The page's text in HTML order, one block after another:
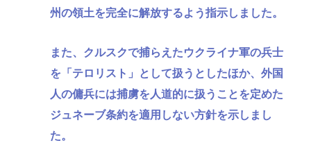
州の領土を完全に解放するよう指示しました。
また、クルスクで捕らえたウクライナ軍の兵士
を「テロリスト」として扱うとしたほか、外国
人の傭兵には捕虜を人道的に扱うことを定めた
ジュネーブ条約を適用しない方針を示しまし
た。